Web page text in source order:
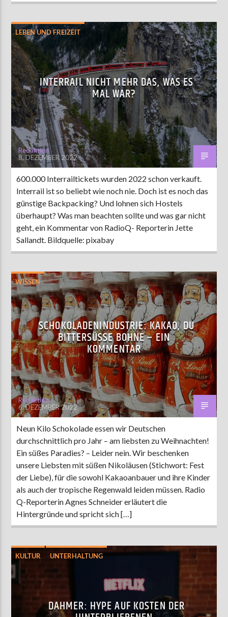
LEBEN UND FREIZEIT
INTERRAIL NICHT MEHR DAS, WAS ES
MAL WAR?
Redaktion
8. DEZEMBER 2022
600.000 Interrailtickets wurden 2022 schon verkauft.
Interrail ist so beliebt wie noch nie. Doch ist es noch das
günstige Backpacking? Und lohnen sich Hostels
überhaupt? Was man beachten sollte und was gar nicht
geht, ein Kommentar von RadioQ- Reporterin Jette
Sallandt. Bildquelle: pixabay
WISSEN
SCHOKOLADENINDUSTRIE: KAKAO, DU
BITTERSÜSSE BOHNE – EIN K
OMMENTAR
Redaktion
6. DEZEMBER 2022
Neun Kilo Schokolade essen wir Deutschen
durchschnittlich pro Jahr – am liebsten zu Weihnachten!
Ein süßes Paradies? – Leider nein. Wir beschenken
unsere Liebsten mit süßen Nikoläusen (Stichwort: Fest
der Liebe), für die sowohl Kakaoanbauer und ihre Kinder
als auch der tropische Regenwald leiden müssen. Radio
Q-Reporterin Agnes Schneider erläutert die
Hintergründe und spricht sich […]
KULTUR UNTERHALTUNG
DAHMER: HYPE AUF KOSTEN DER